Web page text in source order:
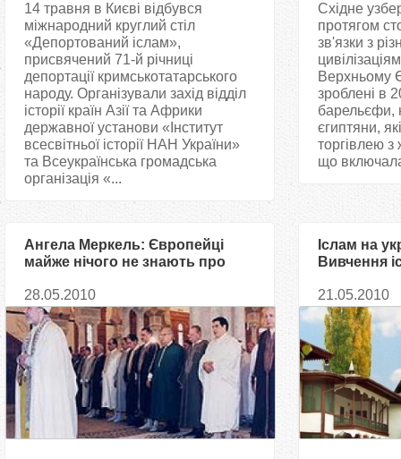
14 травня в Києві відбувся
міжнародний круглий стіл
«Депортований іслам»,
присвячений 71-й річниці
депортації кримськотатарського
народу. Організували захід відділ
історії країн Азії та Африки
державної установи «Інститут
всесвітньої історії НАН України»
та Всеукраїнська громадська
організація «...
Східне
протягом
зв'язки з
Верхньому
зроблені в
барельєфи,
єгиптяни,
торгівлею
що включала
Ангела Меркель: Європейці
майже нічого не знають про
28.05.2010
Іслам на
Вивчення
21.05.2010